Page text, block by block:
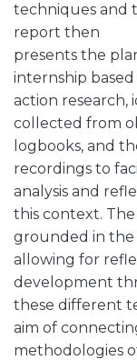
techniques and
report then
presents the
internship
action research,
collected from
logbooks, and
recordings to
analysis and
this context.
grounded in the
allowing for
development
these different
aim of
methodologies